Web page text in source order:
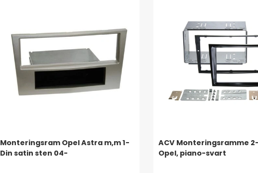
Monteringsram Opel Astra m,m 1-
Din satin sten 04-
ACV Monteringsramme
Opel, piano-svart